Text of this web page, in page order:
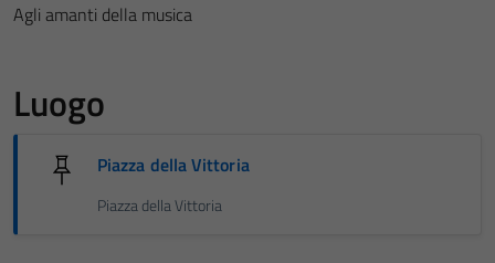
Agli amanti della musica
Luogo
Piazza della Vittoria
Piazza della Vittoria